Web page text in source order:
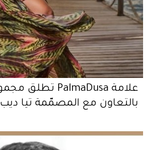
بالتعاون مع المصمّمة تيا ديب